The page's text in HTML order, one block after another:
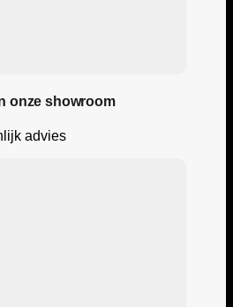
onze showroom
advies